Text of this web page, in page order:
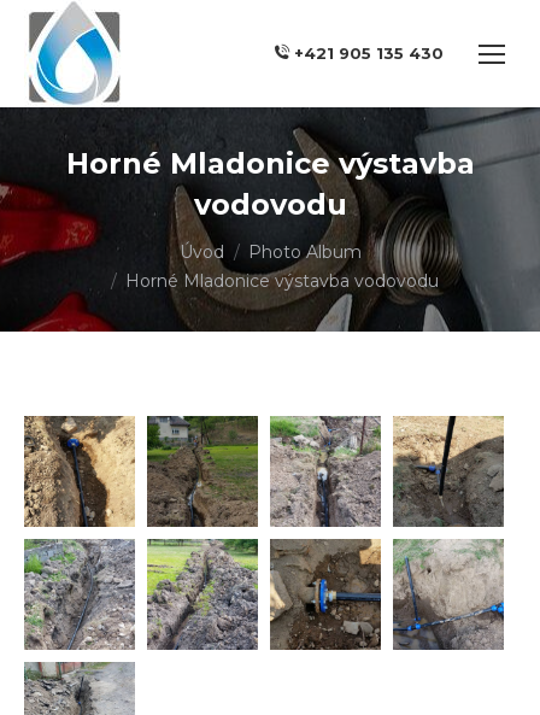
+421 905 135 430
Horné Mladonice výstavba
vodovodu
You are here: Úvod
Photo Album
Horné Mladonice výstavba vodovodu